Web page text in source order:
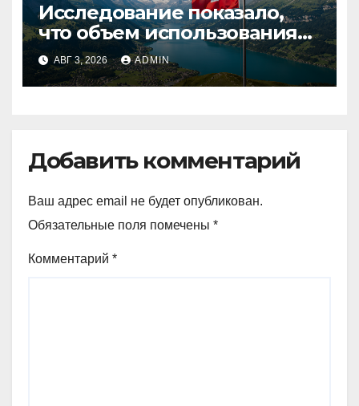
Исследование показало,
что объем использования
криптовалют в Швейцарии
в два раза превышает
аналогичный показатель в
АВГ 3, 2026 ADMIN
Добавить комментарий
Ваш адрес email не будет опубликован.
Обязательные поля помечены *
Комментарий *